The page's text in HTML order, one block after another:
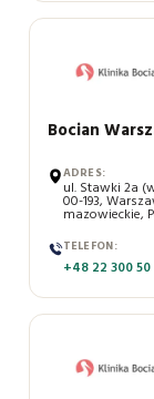
Bocian
ADRES:
ul. Stawki 2a
00-193,
mazowieckie,
TELEFON:
+48 22 300 50